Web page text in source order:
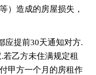
）造成的房屋损失，
应提前30天通知对方.
乙方未住满规定租
甲方一个月的房租作